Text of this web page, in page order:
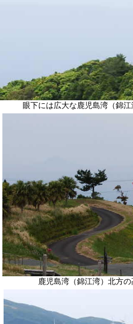
眼下には広大な鹿児島湾（錦
鹿児島湾（錦江湾）北方